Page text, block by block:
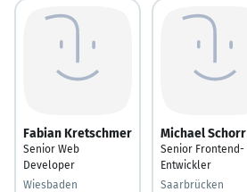
Fabian Kretschmer
Senior Web
Developer
Wiesbaden
Michael Schorr
Senior Frontend-
Entwickler
Saarbrücken